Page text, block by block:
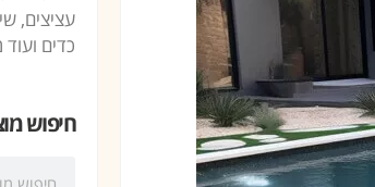
עציצים,
כדים
חיפוש